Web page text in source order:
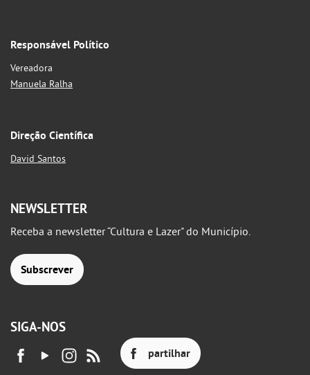
Responsável Político
Vereadora
Manuela Ralha
Direção Científica
David Santos
NEWSLETTER
Receba a newsletter “Cultura e Lazer" do Município.
Subscrever
SIGA-NOS
partilhar